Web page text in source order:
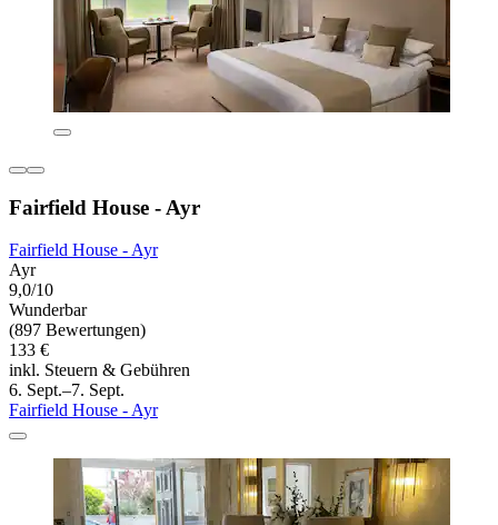
Fairfield House - Ayr
Fairfield House - Ayr
Ayr
9,0/10
Wunderbar
(897 Bewertungen)
133 €
inkl. Steuern & Gebühren
6. Sept.–7. Sept.
Fairfield House - Ayr